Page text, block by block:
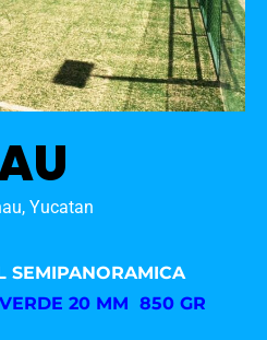
Yucatan
SEMIPANORAMICA
20 MM 850 GR